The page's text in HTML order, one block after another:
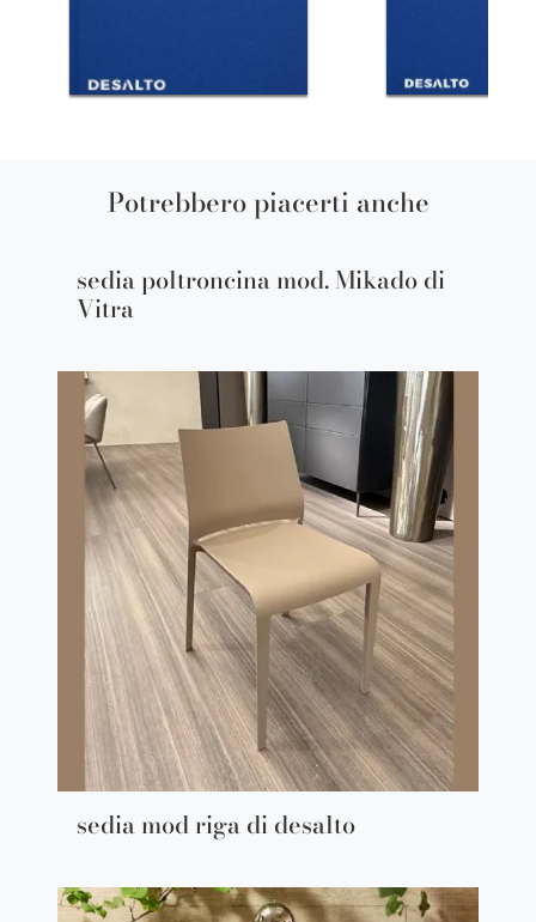
Potrebbero piacerti anche
sedia poltroncina mod. Mikado di
Vitra
sedia mod riga di desalto